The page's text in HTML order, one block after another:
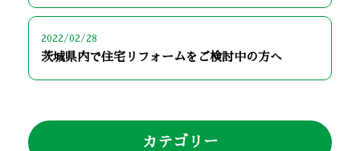
2022/02/28
茨城県内で住宅リフォームをご検討中の方へ
カテゴリー